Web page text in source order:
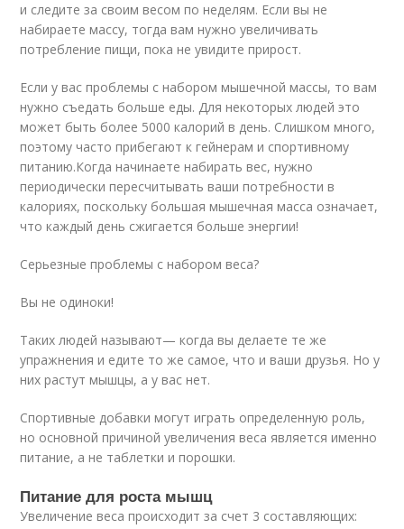
и следите за своим весом по неделям. Если вы не
набираете массу, тогда вам нужно увеличивать
потребление пищи, пока не увидите прирост.
Если у вас проблемы с набором мышечной массы, то вам
нужно съедать больше еды. Для некоторых людей это
может быть более 5000 калорий в день. Слишком много,
поэтому часто прибегают к гейнерам и спортивному
питанию.Когда начинаете набирать вес, нужно
периодически пересчитывать ваши потребности в
калориях, поскольку большая мышечная масса означает,
что каждый день сжигается больше энергии!
Серьезные проблемы с набором веса?
Вы не одиноки!
Таких людей называют— когда вы делаете те же
упражнения и едите то же самое, что и ваши друзья. Но у
них растут мышцы, а у вас нет.
Спортивные добавки могут играть определенную роль,
но основной причиной увеличения веса является именно
питание, а не таблетки и порошки.
Питание для роста мышц
Увеличение веса происходит за счет 3 составляющих: